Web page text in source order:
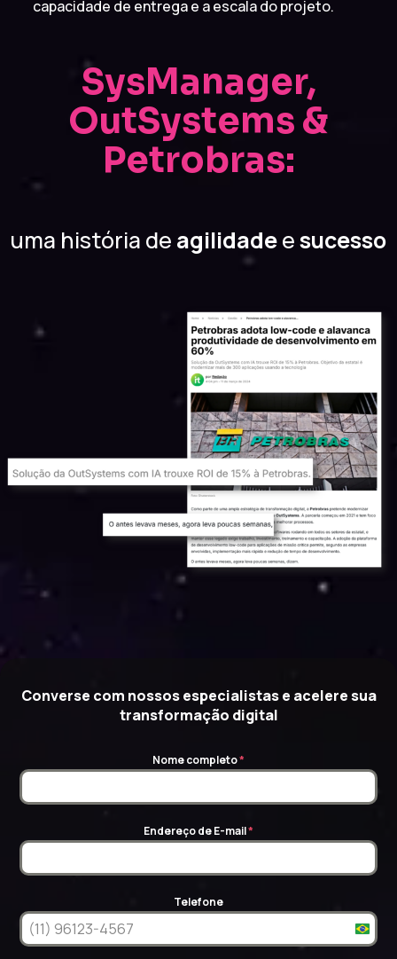
capacidade de entrega e a escala do projeto.
SysManager,
OutSystems &
Petrobras:
uma história de agilidadeesucesso
Converse com nossos especialistas e acelere sua
transformação digital
Nome completo*
Endereço de E-mail*
Telefone